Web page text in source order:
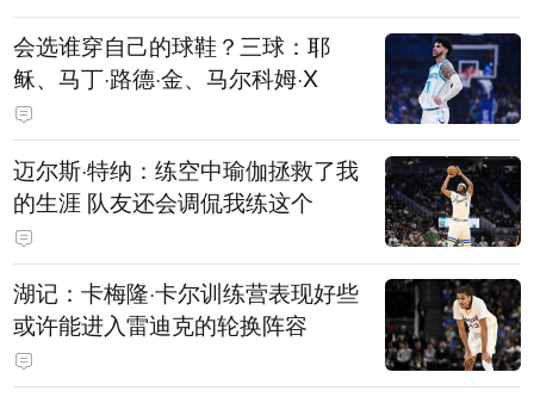
会选谁穿自己的球鞋？三球：耶
稣、马丁·路德·金、马尔科姆·X
迈尔斯·特纳：练空中瑜伽拯救了我
的生涯 队友还会调侃我练这个
湖记：卡梅隆·卡尔训练营表现好些
或许能进入雷迪克的轮换阵容